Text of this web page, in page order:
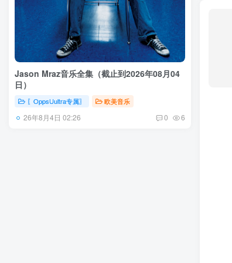
Jason Mraz音乐全集（截止到2026年08月04
日）
〖OppsUultra专属〗 欧美音乐
26年8月4日 02:26 0 6